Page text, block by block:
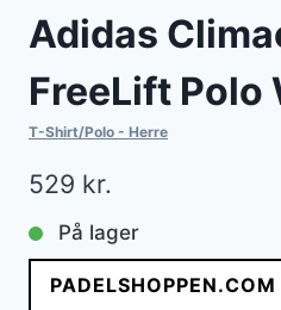
Adidas
FreeLift Polo
T-Shirt/Polo - Herre
529 kr.
På lager